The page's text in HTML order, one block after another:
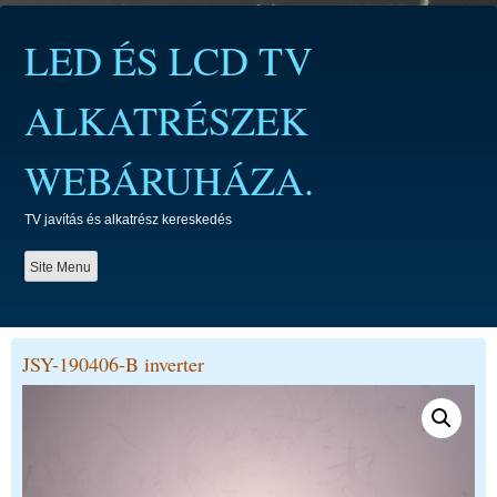
contentLED ÉS LCD TV
ALKATRÉSZEK
WEBÁRUHÁZA.
TV javítás és alkatrész kereskedés
Site Menu
JSY-190406-B inverter